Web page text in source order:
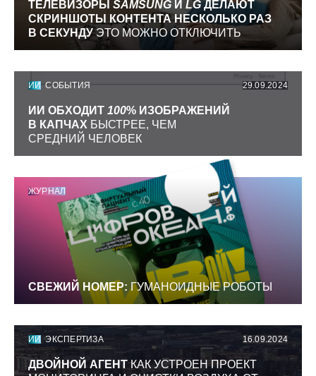
ТЕЛЕВИЗОРЫ SAMSUNG И LGДЕЛАЮТ
СКРИНШОТЫ КОНТЕНТА НЕСКОЛЬКО РАЗ
В СЕКУНДУЭТО МОЖНО ОТКЛЮЧИТЬ
ИИ СОБЫТИЯ 29.09.2024
ИИ ОБХОДИТ 100% ИЗОБРАЖЕНИЙ
В КАПЧАХ БЫСТРЕЕ, ЧЕМ
СРЕДНИЙ ЧЕЛОВЕК
ЖУРНАЛ
СВЕЖИЙ НОМЕР: ГУМАНОИДНЫЕ РОБОТЫ
ИИ ЭКСПЕРТИЗА 16.09.2024
ДВОЙНОЙ АГЕНТКАК УСТРОЕН ПРОЕКТ